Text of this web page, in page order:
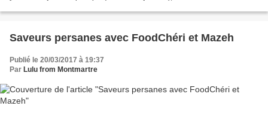
Saveurs persanes avec FoodChéri et Mazeh
Publié le 20/03/2017 à 19:37
Par Lulu from Montmartre